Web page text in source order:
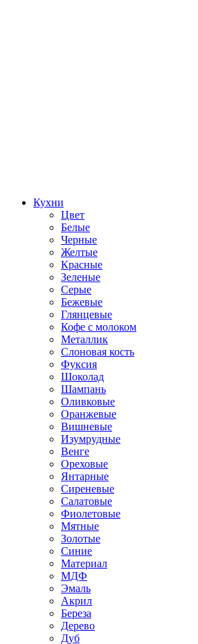
Кухни
Цвет
Белые
Черные
Желтые
Красные
Зеленые
Серые
Бежевые
Глянцевые
Кофе с молоком
Металлик
Слоновая кость
Фуксия
Шоколад
Шампань
Оливковые
Оранжевые
Вишневые
Изумрудные
Венге
Ореховые
Янтарные
Сиреневые
Салатовые
Фиолетовые
Мятные
Золотые
Синие
Материал
МДФ
Эмаль
Акрил
Береза
Дерево
Дуб